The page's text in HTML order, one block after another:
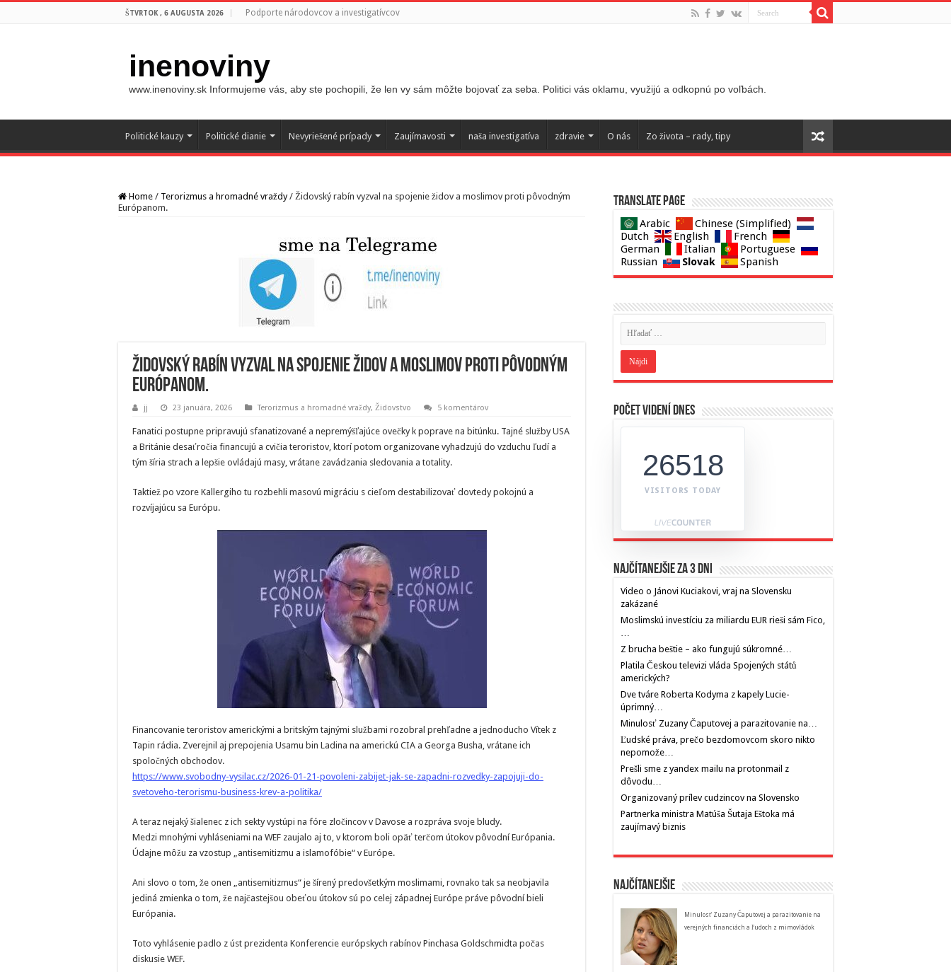
ŠTVRTOK , 6 AUGUSTA 2026 Podporte národovcov a investigatívcov
inenoviny
www.inenoviny.sk Informujeme vás, aby ste pochopili, že len vy sám môžte bojovať za seba. Politici vás oklamu, využijú a odkopnú po voľbách.
Politické kauzy Politické dianie Nevyriešené prípady Zaujímavosti naša investigatíva zdravie O nás Zo života – rady, tipy
Home / Terorizmus a hromadné vraždy / Židovský rabín vyzval na spojenie židov a moslimov proti pôvodným
Európanom.
Židovský rabín vyzval na spojenie židov a moslimov proti pôvodným
Európanom.
jj 23 januára, 2026 Terorizmus a hromadné vraždy, Židovstvo 5 komentárov
Fanatici postupne pripravujú sfanatizované a nepremýšľajúce ovečky k poprave na bitúnku. Tajné služby USA
a Británie desaťročia financujú a cvičia teroristov, ktorí potom organizovane vyhadzujú do vzduchu ľudí a
tým šíria strach a lepšie ovládajú masy, vrátane zavádzania sledovania a totality.
Taktiež po vzore Kallergiho tu rozbehli masovú migráciu s cieľom destabilizovať dovtedy pokojnú a
rozvíjajúcu sa Európu.
Financovanie teroristov americkými a britským tajnými službami rozobral prehľadne a jednoducho Vítek z
Tapin rádia. Zverejnil aj prepojenia Usamu bin Ladina na americkú CIA a Georga Busha, vrátane ich
spoločných obchodov.
https://www.svobodny-vysilac.cz/2026-01-21-povoleni-zabijet-jak-se-zapadni-rozvedky-zapojuji-do-
svetoveho-terorismu-business-krev-a-politika/
A teraz nejaký šialenec z ich sekty vystúpi na fóre zločincov v Davose a rozpráva svoje bludy.
Medzi mnohými vyhláseniami na WEF zaujalo aj to, v ktorom boli opäť terčom útokov pôvodní Európania.
Údajne môžu za vzostup „antisemitizmu a islamofóbie“ v Európe.
Ani slovo o tom, že onen „antisemitizmus“ je šírený predovšetkým moslimami, rovnako tak sa neobjavila
jediná zmienka o tom, že najčastejšou obeťou útokov sú po celej západnej Európe práve pôvodní bieli
Európania.
Toto vyhlásenie padlo z úst prezidenta Konferencie európskych rabínov Pinchasa Goldschmidta počas
diskusie WEF.
Translate page
Arabic
Chinese (Simplified)
Dutch
English
French
German
Italian
Portuguese
Russian
Slovak Spanish
Počet videní dnes
26518
VISITORS TODAY
Najčítanejšie za 3 dni
Video o Jánovi Kuciakovi, vraj na Slovensku
zakázané
Moslimskú investíciu za miliardu EUR rieši sám Fico,
…
Z brucha beštie – ako fungujú súkromné…
Platila Českou televizi vláda Spojených států
amerických?
Dve tváre Roberta Kodyma z kapely Lucie-
úprimný…
Minulosť Zuzany Čaputovej a parazitovanie na…
Ľudské práva, prečo bezdomovcom skoro nikto
nepomože…
Prešli sme z yandex mailu na protonmail z
dôvodu…
Organizovaný prílev cudzincov na Slovensko
Partnerka ministra Matúša Šutaja Eštoka má
zaujímavý biznis
Najčítanejšie
Minulosť Zuzany Čaputovej a parazitovanie na
verejných financiách a ľudoch z mimovládok